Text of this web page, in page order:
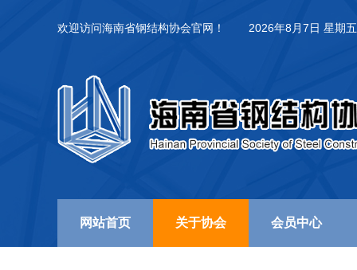
欢迎访问海南省钢结构协会官网！ 2026年8月7日 星期五
网站首页 关于协会 会员中心